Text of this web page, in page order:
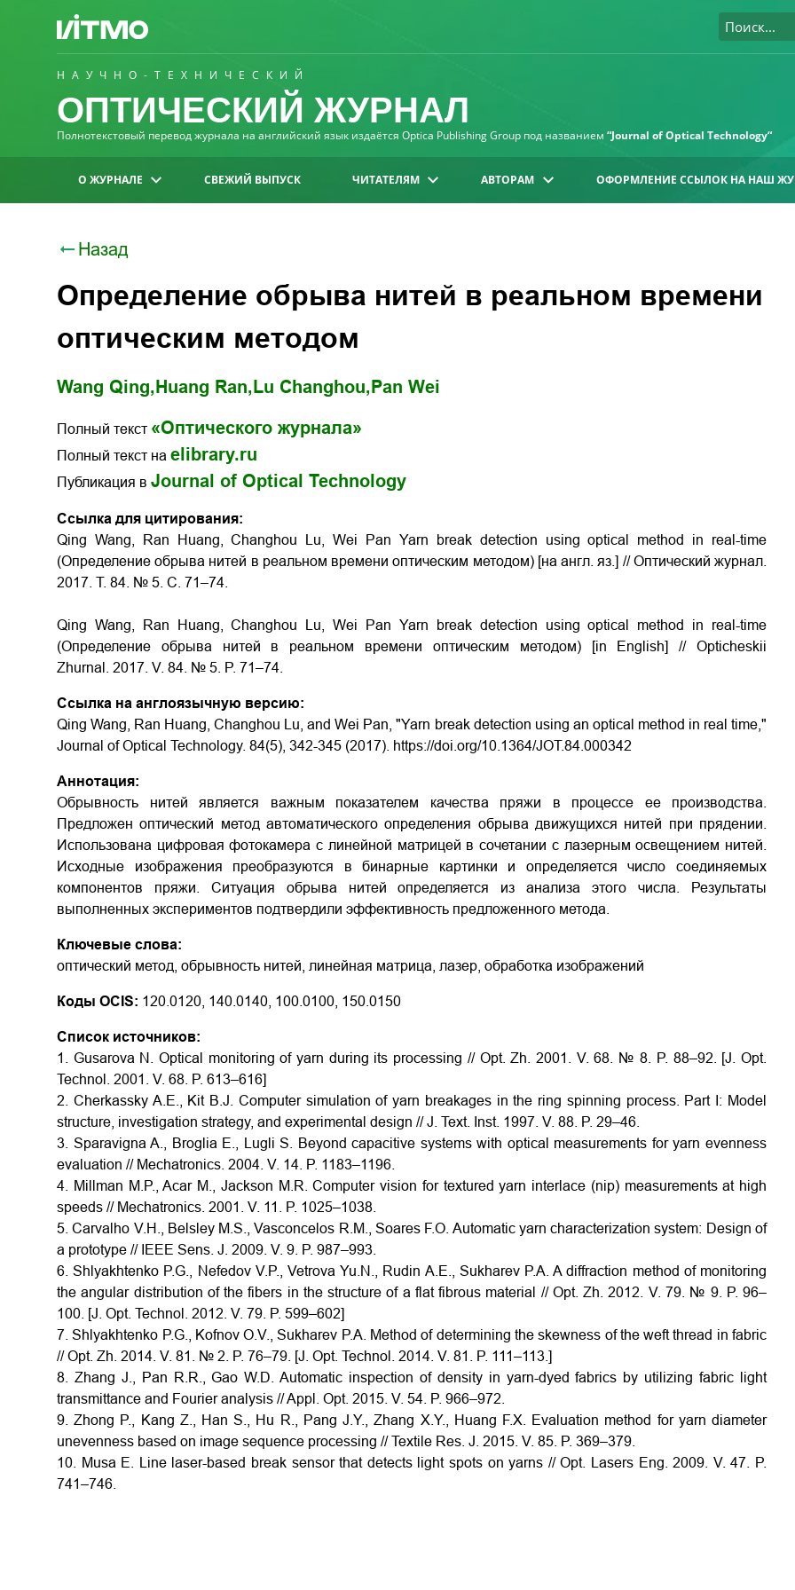
НАУЧНО-ТЕХНИЧЕСКИЙ
ОПТИЧЕСКИЙ ЖУРНАЛ
Полнотекстовый перевод журнала на английский язык издаётся Optica Publishing Group под названием “Journal of Optical Technology“
О ЖУРНАЛЕ СВЕЖИЙ ВЫПУСК ЧИТАТЕЛЯМ АВТОРАМ ОФОРМЛЕНИЕ ССЫЛОК НА НАШ
Назад
Определение обрыва нитей в реальном времени
оптическим методом
Wang Qing, Huang Ran, Lu Changhou, Pan Wei
Полный текст «Оптического журнала»
Полный текст на elibrary.ru
Публикация в Journal of Optical Technology
Ссылка для цитирования:
Qing Wang, Ran Huang, Changhou Lu, Wei Pan Yarn break detection using optical method in real-time
(Определение обрыва нитей в реальном времени оптическим методом) [на англ. яз.] // Оптический журнал.
2017. Т. 84. № 5. С. 71–74.
Qing Wang, Ran Huang, Changhou Lu, Wei Pan Yarn break detection using optical method in real-time
(Определение обрыва нитей в реальном времени оптическим методом) [in English] // Opticheskii
Zhurnal. 2017. V. 84. № 5. P. 71–74.
Ссылка на англоязычную версию:
Qing Wang, Ran Huang, Changhou Lu, and Wei Pan, "Yarn break detection using an optical method in real time,"
Journal of Optical Technology. 84(5), 342-345 (2017). https://doi.org/10.1364/JOT.84.000342
Аннотация:
Обрывность нитей является важным показателем качества пряжи в процессе ее производства.
Предложен оптический метод автоматического определения обрыва движущихся нитей при прядении.
Использована цифровая фотокамера с линейной матрицей в сочетании с лазерным освещением нитей.
Исходные изображения преобразуются в бинарные картинки и определяется число соединяемых
компонентов пряжи. Ситуация обрыва нитей определяется из анализа этого числа. Результаты
выполненных экспериментов подтвердили эффективность предложенного метода.
Ключевые слова:
оптический метод, обрывность нитей, линейная матрица, лазер, обработка изображений
Коды OCIS: 120.0120, 140.0140, 100.0100, 150.0150
Список источников:
1. Gusarova N. Optical monitoring of yarn during its processing // Opt. Zh. 2001. V. 68. № 8. P. 88–92. [J. Opt.
Technol. 2001. V. 68. P. 613–616]
2. Cherkassky A.E., Kit B.J. Computer simulation of yarn breakages in the ring spinning process. Part I: Model
structure, investigation strategy, and experimental design // J. Text. Inst. 1997. V. 88. P. 29–46.
3. Sparavigna A., Broglia E., Lugli S. Beyond capacitive systems with optical measurements for yarn evenness
evaluation // Mechatronics. 2004. V. 14. P. 1183–1196.
4. Millman M.P., Acar M., Jackson M.R. Computer vision for textured yarn interlace (nip) measurements at high
speeds // Mechatronics. 2001. V. 11. P. 1025–1038.
5. Carvalho V.H., Belsley M.S., Vasconcelos R.M., Soares F.O. Automatic yarn characterization system: Design of
a prototype // IEEE Sens. J. 2009. V. 9. P. 987–993.
6. Shlyakhtenko P.G., Nefedov V.P., Vetrova Yu.N., Rudin A.E., Sukharev P.A. A diffraction method of monitoring
the angular distribution of the fibers in the structure of a flat fibrous material // Opt. Zh. 2012. V. 79. № 9. P. 96–
100. [J. Opt. Technol. 2012. V. 79. P. 599–602]
7. Shlyakhtenko P.G., Kofnov O.V., Sukharev P.A. Method of determining the skewness of the weft thread in fabric
// Opt. Zh. 2014. V. 81. № 2. P. 76–79. [J. Opt. Technol. 2014. V. 81. P. 111–113.]
8. Zhang J., Pan R.R., Gao W.D. Automatic inspection of density in yarn-dyed fabrics by utilizing fabric light
transmittance and Fourier analysis // Appl. Opt. 2015. V. 54. P. 966–972.
9. Zhong P., Kang Z., Han S., Hu R., Pang J.Y., Zhang X.Y., Huang F.X. Evaluation method for yarn diameter
unevenness based on image sequence processing // Textile Res. J. 2015. V. 85. P. 369–379.
10. Musa E. Line laser-based break sensor that detects light spots on yarns // Opt. Lasers Eng. 2009. V. 47. P.
741–746.